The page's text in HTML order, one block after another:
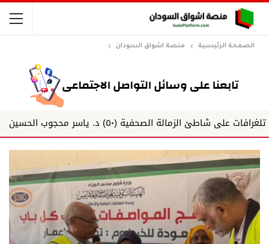
الصفحة الرئيسية منصة اشواق السودان
الصحفية (٥٠) د. ياسر محجوب الحسين تاركو